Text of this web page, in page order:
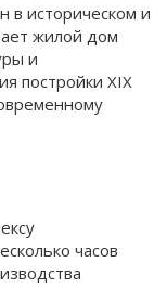
в историческом и
жилой дом
и
постройки XIX
часов